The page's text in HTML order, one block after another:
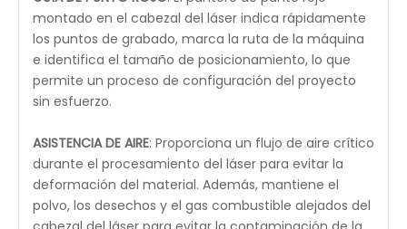
JPEG, DXF, DST, AI para procesamiento láser.
El panel de control intuitivo con una pantalla digital
permite un control completo del cabezal láser,
pausar y detener proyectos, ajustar la configuración
enmarcar proyectos a través de RDWorks V8
compatible con Windows, que también puede ser
compatible con el software LightBurn. Paquete de
software de diseño, edición y control todo en uno
que es extremadamente intuitivo y rico en